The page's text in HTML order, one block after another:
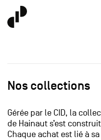
Nos collections
Gérée par le CID, la
de Hainaut s’est
Chaque achat est lié à